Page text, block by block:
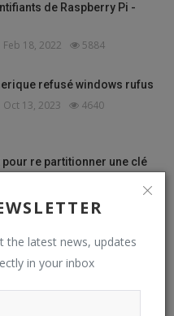
the latest news, updates
in your inbox
de Raspberry Pi -
Feb 18, 2022 5884
refusé windows rufus
Oct 13, 2023 4640
re partitionner une clé
10, 2022 4003
Chrome sur Debian via